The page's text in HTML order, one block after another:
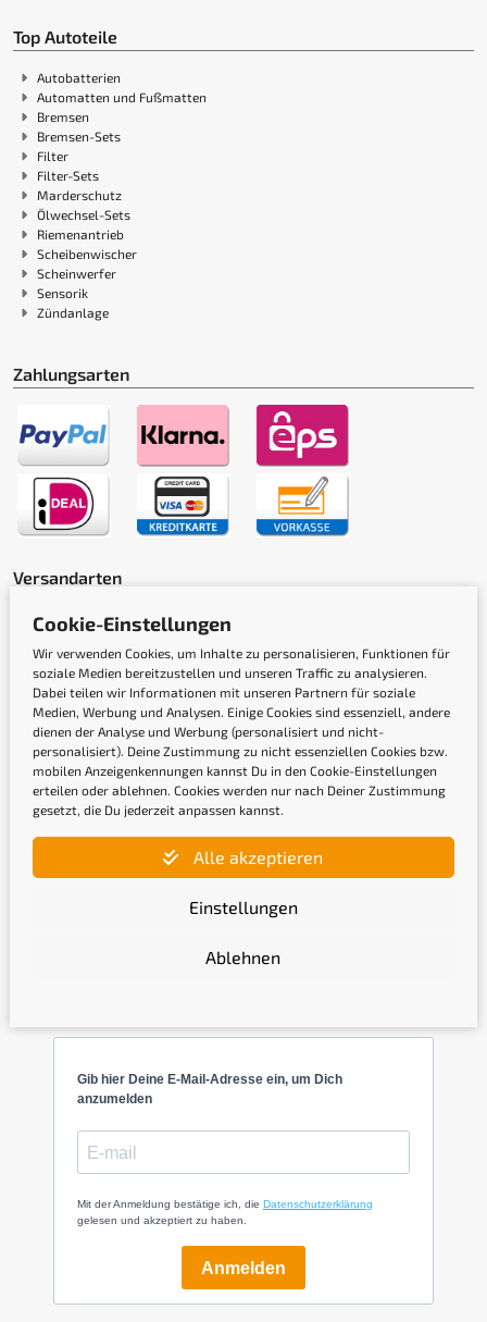
Top Autoteile
Autobatterien
Automatten und Fußmatten
Bremsen
Bremsen-Sets
Filter
Filter-Sets
Marderschutz
Ölwechsel-Sets
Riemenantrieb
Scheibenwischer
Scheinwerfer
Sensorik
Zündanlage
Zahlungsarten
Versandarten
Gütesiegel
Gib hier Deine E-Mail-Adresse ein, um Dich
anzumelden
Mit der Anmeldung bestätige ich, die Datenschutzerklärung
gelesen und akzeptiert zu haben.
Anmelden
Cookie-Einstellungen
Wir verwenden Cookies, um Inhalte zu personalisieren, Funktionen für
soziale Medien bereitzustellen und unseren Traffic zu analysieren.
Dabei teilen wir Informationen mit unseren Partnern für soziale
Medien, Werbung und Analysen. Einige Cookies sind essenziell, andere
dienen der Analyse und Werbung (personalisiert und nicht-
personalisiert). Deine Zustimmung zu nicht essenziellen Cookies bzw.
mobilen Anzeigenkennungen kannst Du in den Cookie-Einstellungen
erteilen oder ablehnen. Cookies werden nur nach Deiner Zustimmung
gesetzt, die Du jederzeit anpassen kannst.
Alle akzeptieren
Einstellungen
Ablehnen